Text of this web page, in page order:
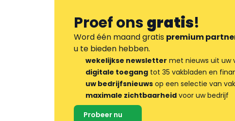
Proef onsgratis!
Word één maand gratis premium
u te bieden hebben.
wekelijkse newsletter met nieuws uit uw
digitale toegang tot 35 vakbladen en
uw bedrijfsnieuws op een selectie van
maximale zichtbaarheid voor uw bedrijf
Probeer nu